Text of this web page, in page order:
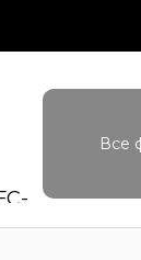
Все